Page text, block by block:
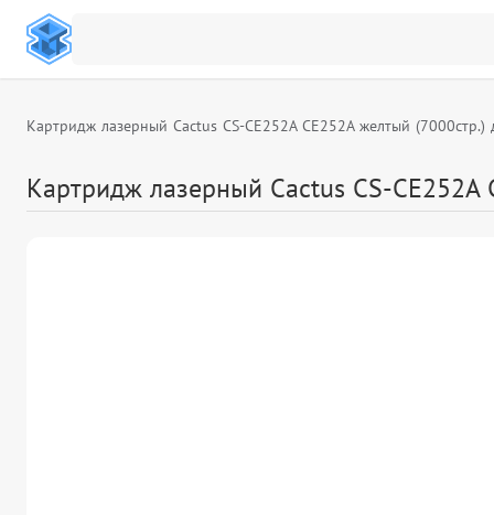
Картридж лазерный Cactus CS-CE252A CE252A желтый (7000стр.)
Картридж лазерный Cactus CS-CE252A